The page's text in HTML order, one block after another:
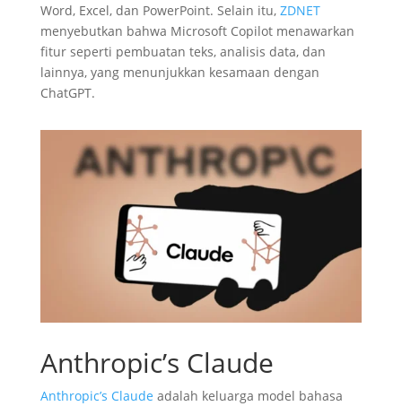
Word, Excel, dan PowerPoint. Selain itu, ZDNET
menyebutkan bahwa Microsoft Copilot menawarkan
fitur seperti pembuatan teks, analisis data, dan
lainnya, yang menunjukkan kesamaan dengan
ChatGPT.
Anthropic’s Claude
Anthropic’s Claude adalah keluarga model bahasa